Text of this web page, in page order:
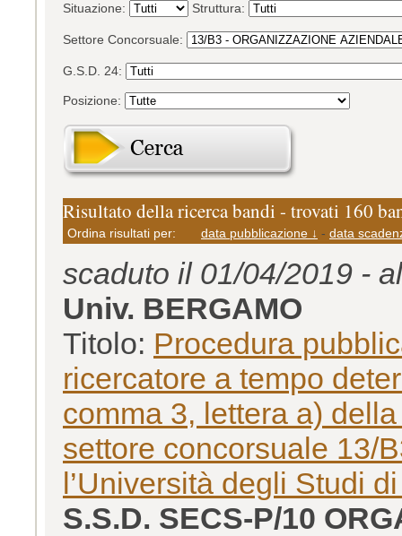
Situazione: Struttura:
Settore Concorsuale:
G.S.D. 24:
Posizione:
Risultato della ricerca bandi - trovati 160
Ordina risultati per: data pubblicazione ↓ - data
scaduto il 01/04/2019 -
Univ. BERGAMO
Titolo: Procedura
ricercatore a tempo
comma 3, lettera a)
settore concorsuale 13/
l’Università degli Studi
S.S.D. SECS-P/10